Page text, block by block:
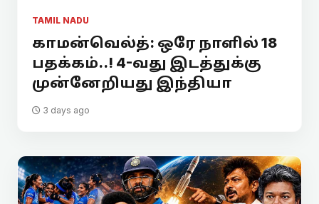
TAMIL NADU
காமன்வெல்த்: ஒரே நாளில் 18
பதக்கம்..! 4-வது இடத்துக்கு
முன்னேறியது இந்தியா
3 days ago